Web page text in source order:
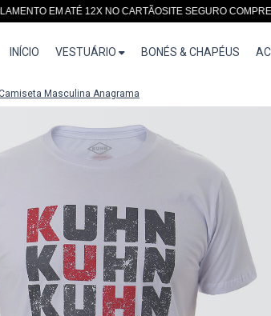
EM ATÉ 12X NO CARTÃOSITE SEGURO COMPRE
INÍCIO VESTUÁRIO BONÉS & CHAPÉUS
Masculina Anagrama